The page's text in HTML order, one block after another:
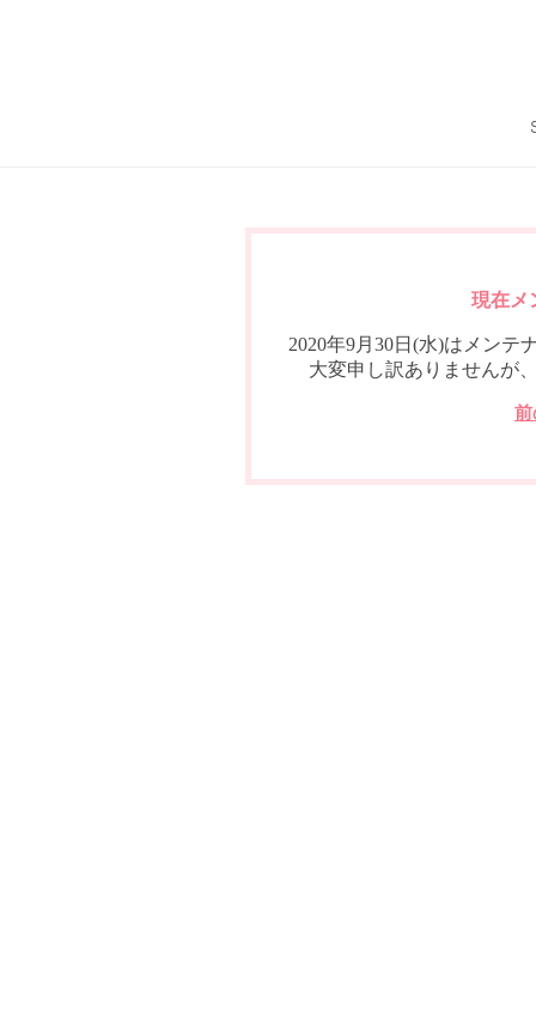
現在メ
2020年9月30日(水)はメンテ
大変申し訳ありませんが
前